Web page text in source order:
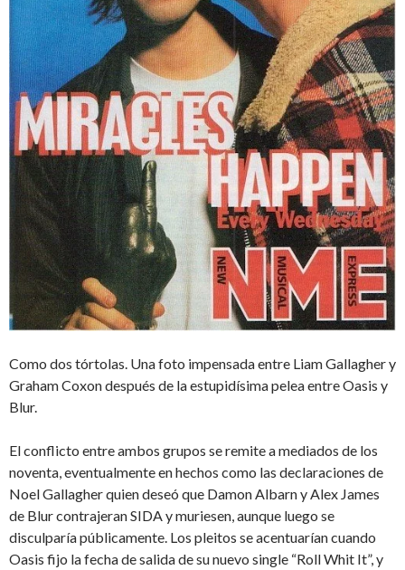
Como dos tórtolas. Una foto impensada entre Liam Gallagher y
Graham Coxon después de la estupidísima pelea entre Oasis y
Blur.
El conflicto entre ambos grupos se remite a mediados de los
noventa, eventualmente en hechos como las declaraciones de
Noel Gallagher quien deseó que Damon Albarn y Alex James
de Blur contrajeran SIDA y muriesen, aunque luego se
disculparía públicamente. Los pleitos se acentuarían cuando
Oasis fijo la fecha de salida de su nuevo single “Roll Whit It”, y